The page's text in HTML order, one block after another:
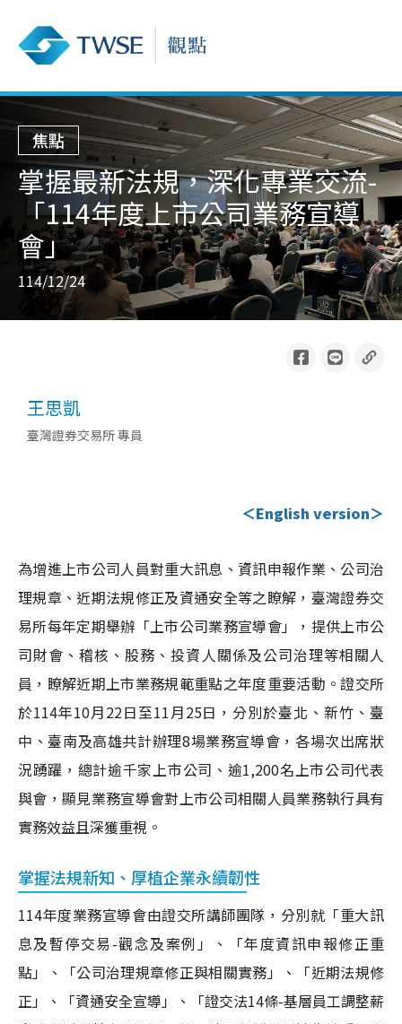
焦點
掌握最新法規，深化專業交流-
「114年度上市公司業務宣導
會」
114/12/24
王思凱
臺灣證券交易所 專員
＜English version＞
為增進上市公司人員對重大訊息、資訊申報作業、公司治
理規章、近期法規修正及資通安全等之瞭解，臺灣證券交
易所每年定期舉辦「上市公司業務宣導會」，提供上市公
司財會、稽核、股務、投資人關係及公司治理等相關人
員，瞭解近期上市業務規範重點之年度重要活動。證交所
於114年10月22日至11月25日，分別於臺北、新竹、臺
中、臺南及高雄共計辦理8場業務宣導會，各場次出席狀
況踴躍，總計逾千家上市公司、逾1,200名上市公司代表
與會，顯見業務宣導會對上市公司相關人員業務執行具有
實務效益且深獲重視。
掌握法規新知、厚植企業永續韌性
114年度業務宣導會由證交所講師團隊，分別就「重大訊
息及暫停交易-觀念及案例」、「年度資訊申報修正重
點」、「公司治理規章修正與相關實務」、「近期法規修
正」、「資通安全宣導」、「證交法14條-基層員工調整薪